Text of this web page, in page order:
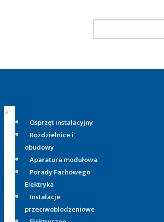
Osprzęt instalacyjny
Rozdzielnice i
obudowy
Aparatura modułowa
Porady Fachowego
Elektryka
Instalacje
przeciwoblodzeniowe